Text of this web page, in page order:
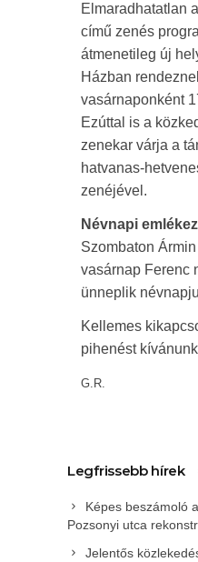
Elmaradhatatlan
című zenés
átmenetileg új
Házban
vasárnaponként
Ezúttal is a
zenekar várja a
hatvanas-
zenéjével.
Névnapi
Szombaton
vasárnap Ferenc
ünneplik
Kellemes
pihenést
G.R.
Legfrissebb hírek
Képes beszámoló
Pozsonyi utca
Jelentős